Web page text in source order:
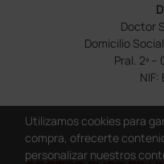
Doctor
Domicilio
Pral. 2ª
NIF:
Utilizamos cookies para
compra, ofrecerte
personalizar nuestros